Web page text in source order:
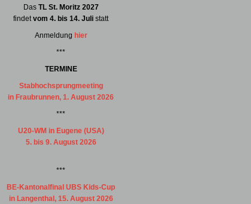
Das TL St. Moritz 2027
findetvom 4. bis 14. Juli statt
Anmeldung hier
***
TERMINE
Stabhochsprungmeeting
in Fraubrunnen, 1. August 2026
***
U20-WM in Eugene (USA)
5. bis 9. August 2026
***
BE-Kantonalfinal UBS Kids-Cup
in Langenthal, 15. August 2026